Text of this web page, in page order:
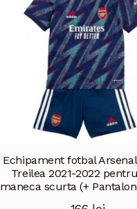
Echipament fotbal
Treilea 2021-2022
maneca scurta (+